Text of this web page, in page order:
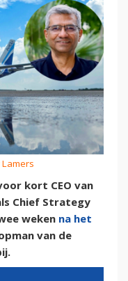
kort CEO van
Chief Strategy
weken na het
van de